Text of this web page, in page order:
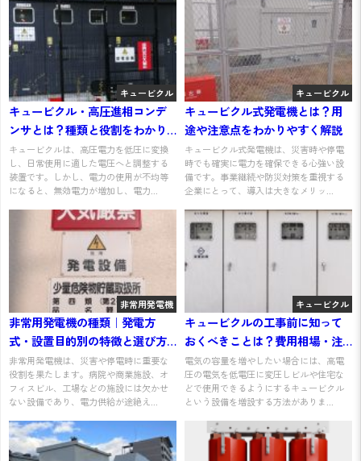
キュービクル
キュービクル・高圧進相コンデ
ンサとは？種類と役割をわかり
やすく解説
キュービクルは、高圧電力を低圧に変換
し、日常使用に適した電圧へと調整する
装置です。しかし、電力の使用が不均等
になると、無効電力が増加し、電力...
キュービクル
キュービクル式発電機とは？用
途や注意点をわかりやすく解説
キュービクル式発電機は、災害時や停電
時でも確実に電力を確保できる心強い設
備です。事業継続や防災対策を重視する
企業にとって、導入は大きなメリッ...
非常用発電機
非常用発電機の種類｜発電方
式・設置目的別の特徴と選び方
をわかりやすく解説
非常用発電機は、災害や停電時に重要な
役割を果たします。病院や商業施設、オ
フィスビル、工場などの施設には欠かせ
ない設備であり、電力供給が途絶え...
キュービクル
キュービクルの工事前に知って
おくべきことは？費用相場・注
意点をわかりやすく解説
電気の容量を増やしたい場合には、高電
圧の電気を低電圧に変圧しビルや住宅な
どで使用できるようにするキュービクル
という設備を増設する方法がありま...